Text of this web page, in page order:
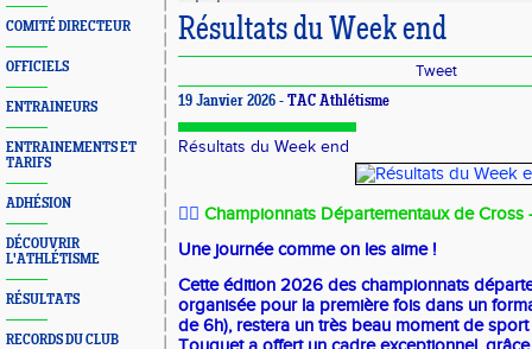
COMITÉ DIRECTEUR
OFFICIELS
ENTRAINEURS
ENTRAINEMENTS ET
TARIFS
ADHÉSION
DÉCOUVRIR
L'ATHLÉTISME
RÉSULTATS
RECORDS DU CLUB
Résultats du Week end
Tweet
19 Janvier 2026 - TAC Athlétisme
Résultats du Week end
🏃‍♂️ Championnats Départementaux de Cross
Une journée comme on les aime !
Cette édition 2026 des championnats
organisée pour la première fois dans un
de 6h), restera un très beau moment de